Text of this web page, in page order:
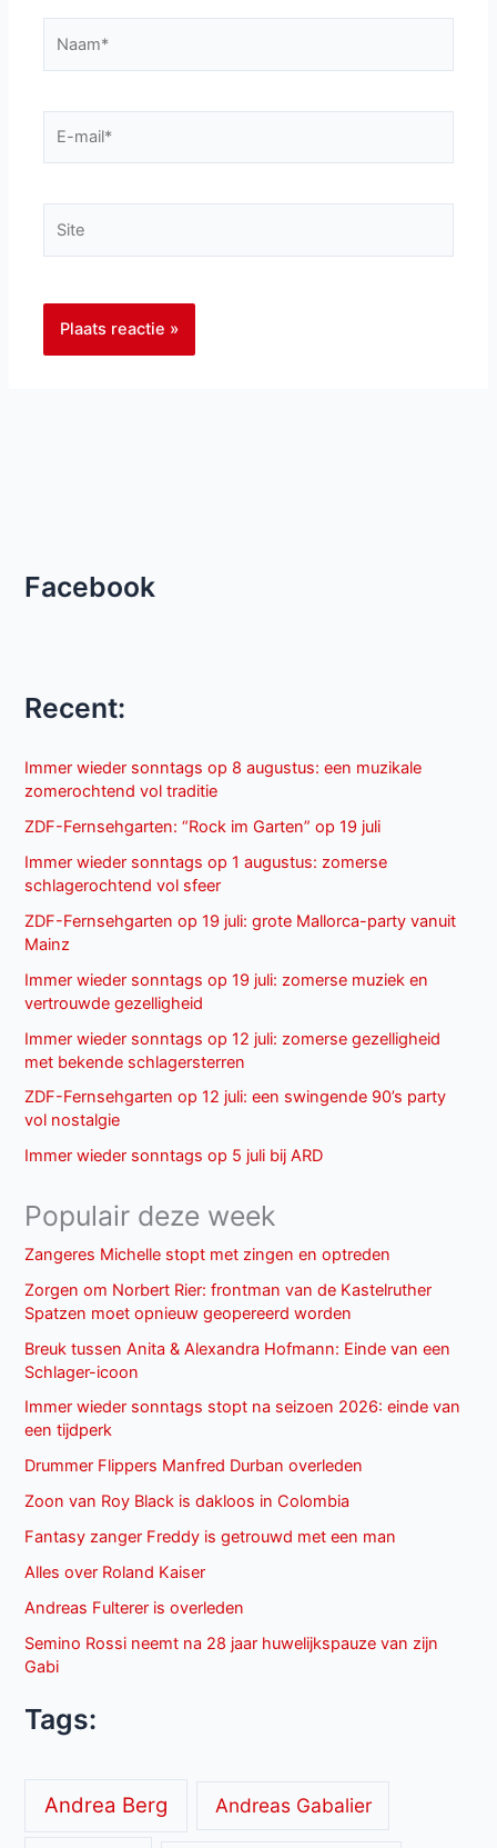
Facebook
Recent:
Immer wieder sonntags op 8 augustus: een muzikale
zomerochtend vol traditie
ZDF-Fernsehgarten: “Rock im Garten” op 19 juli
Immer wieder sonntags op 1 augustus: zomerse
schlagerochtend vol sfeer
ZDF-Fernsehgarten op 19 juli: grote Mallorca-party vanuit
Mainz
Immer wieder sonntags op 19 juli: zomerse muziek en
vertrouwde gezelligheid
Immer wieder sonntags op 12 juli: zomerse gezelligheid
met bekende schlagersterren
ZDF-Fernsehgarten op 12 juli: een swingende 90’s party
vol nostalgie
Immer wieder sonntags op 5 juli bij ARD
Populair deze week
Zangeres Michelle stopt met zingen en optreden
Zorgen om Norbert Rier: frontman van de Kastelruther
Spatzen moet opnieuw geopereerd worden
Breuk tussen Anita & Alexandra Hofmann: Einde van een
Schlager-icoon
Immer wieder sonntags stopt na seizoen 2026: einde van
een tijdperk
Drummer Flippers Manfred Durban overleden
Zoon van Roy Black is dakloos in Colombia
Fantasy zanger Freddy is getrouwd met een man
Alles over Roland Kaiser
Andreas Fulterer is overleden
Semino Rossi neemt na 28 jaar huwelijkspauze van zijn
Gabi
Tags:
Andrea Berg Andreas Gabalier